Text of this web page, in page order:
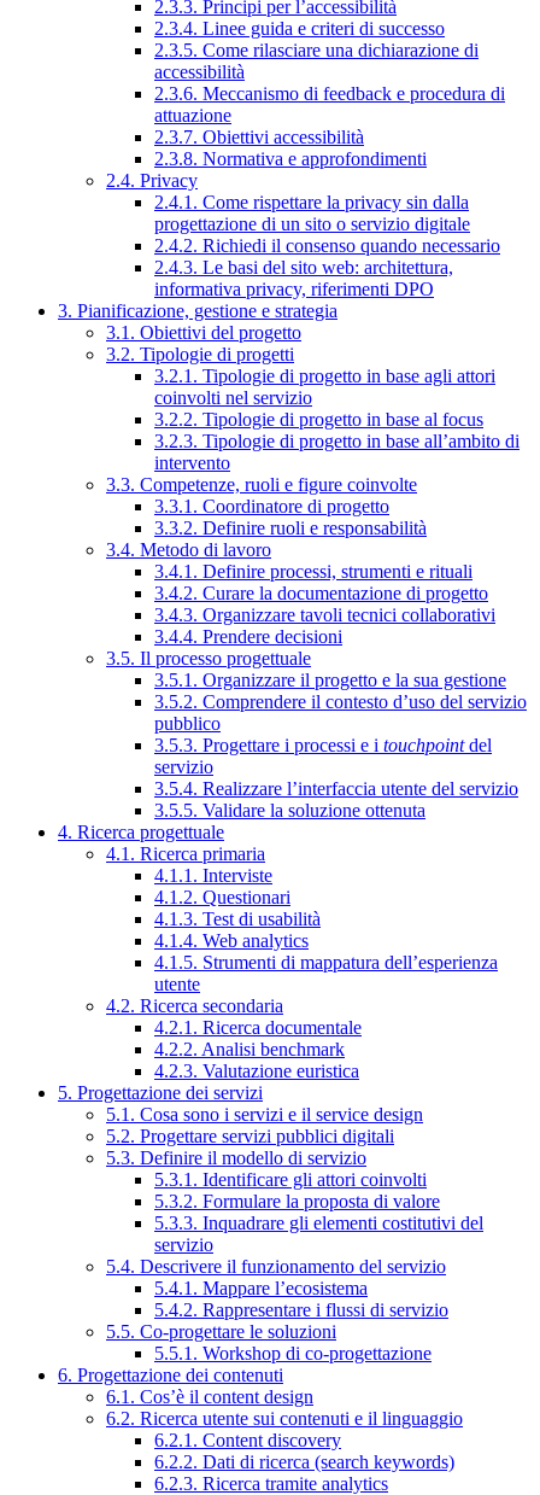
2.3.3. Principi per l’accessibilità
2.3.4. Linee guida e criteri di successo
2.3.5. Come rilasciare una dichiarazione di
accessibilità
2.3.6. Meccanismo di feedback e procedura di
attuazione
2.3.7. Obiettivi accessibilità
2.3.8. Normativa e approfondimenti
2.4. Privacy
2.4.1. Come rispettare la privacy sin dalla
progettazione di un sito o servizio digitale
2.4.2. Richiedi il consenso quando necessario
2.4.3. Le basi del sito web: architettura,
informativa privacy, riferimenti DPO
3. Pianificazione, gestione e strategia
3.1. Obiettivi del progetto
3.2. Tipologie di progetti
3.2.1. Tipologie di progetto in base agli attori
coinvolti nel servizio
3.2.2. Tipologie di progetto in base al focus
3.2.3. Tipologie di progetto in base all’ambito di
intervento
3.3. Competenze, ruoli e figure coinvolte
3.3.1. Coordinatore di progetto
3.3.2. Definire ruoli e responsabilità
3.4. Metodo di lavoro
3.4.1. Definire processi, strumenti e rituali
3.4.2. Curare la documentazione di progetto
3.4.3. Organizzare tavoli tecnici collaborativi
3.4.4. Prendere decisioni
3.5. Il processo progettuale
3.5.1. Organizzare il progetto e la sua gestione
3.5.2. Comprendere il contesto d’uso del servizio
pubblico
3.5.3. Progettare i processi e i touchpointdel
servizio
3.5.4. Realizzare l’interfaccia utente del servizio
3.5.5. Validare la soluzione ottenuta
4. Ricerca progettuale
4.1. Ricerca primaria
4.1.1. Interviste
4.1.2. Questionari
4.1.3. Test di usabilità
4.1.4. Web analytics
4.1.5. Strumenti di mappatura dell’esperienza
utente
4.2. Ricerca secondaria
4.2.1. Ricerca documentale
4.2.2. Analisi benchmark
4.2.3. Valutazione euristica
5. Progettazione dei servizi
5.1. Cosa sono i servizi e il service design
5.2. Progettare servizi pubblici digitali
5.3. Definire il modello di servizio
5.3.1. Identificare gli attori coinvolti
5.3.2. Formulare la proposta di valore
5.3.3. Inquadrare gli elementi costitutivi del
servizio
5.4. Descrivere il funzionamento del servizio
5.4.1. Mappare l’ecosistema
5.4.2. Rappresentare i flussi di servizio
5.5. Co-progettare le soluzioni
5.5.1. Workshop di co-progettazione
6. Progettazione dei contenuti
6.1. Cos’è il content design
6.2. Ricerca utente sui contenuti e il linguaggio
6.2.1. Content discovery
6.2.2. Dati di ricerca (search keywords)
6.2.3. Ricerca tramite analytics